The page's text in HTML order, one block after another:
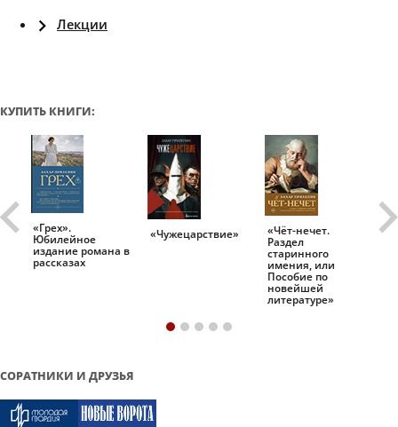
Лекции
КУПИТЬ КНИГИ:
«Грех».
Юбилейное
издание романа в
рассказах
«Чужецарствие» «Чёт-нечет.
Раздел
старинного
имения, или
Пособие по
новейшей
литературе»
СОРАТНИКИ И ДРУЗЬЯ